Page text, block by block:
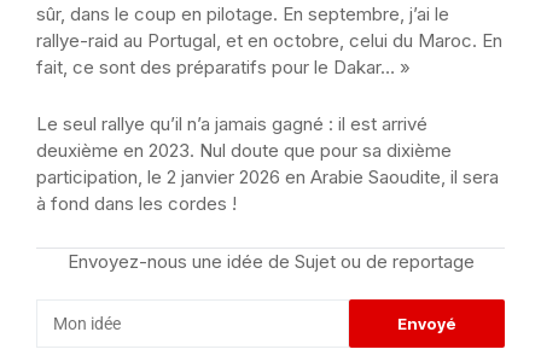
sûr, dans le coup en pilotage. En septembre, j’ai le
rallye-raid au Portugal, et en octobre, celui du Maroc. En
fait, ce sont des préparatifs pour le Dakar… »
Le seul rallye qu’il n’a jamais gagné : il est arrivé
deuxième en 2023. Nul doute que pour sa dixième
participation, le 2 janvier 2026 en Arabie Saoudite, il sera
à fond dans les cordes !
Envoyez-nous une idée de Sujet ou de reportage